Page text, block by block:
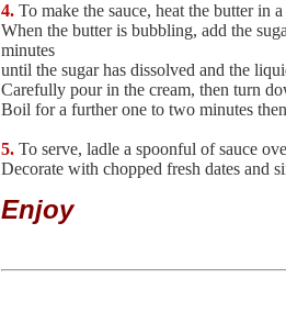
4. To make the sauce, heat the butter in
When the butter is bubbling, add the
minutes
until the sugar has dissolved and the
Carefully pour in the cream, then turn
Boil for a further one to two minutes
5. To serve, ladle a spoonful of sauce
Decorate with chopped fresh dates and
Enjoy